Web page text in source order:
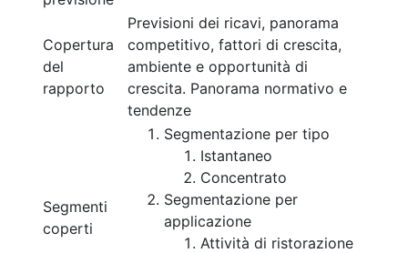
Copertura
del
rapporto
Previsioni dei ricavi, panorama
competitivo, fattori di crescita,
ambiente e opportunità di
crescita. Panorama normativo e
tendenze
Segmenti
coperti
Segmentazione per tipo
Istantaneo
Concentrato
Segmentazione per
applicazione
Attività di ristorazione